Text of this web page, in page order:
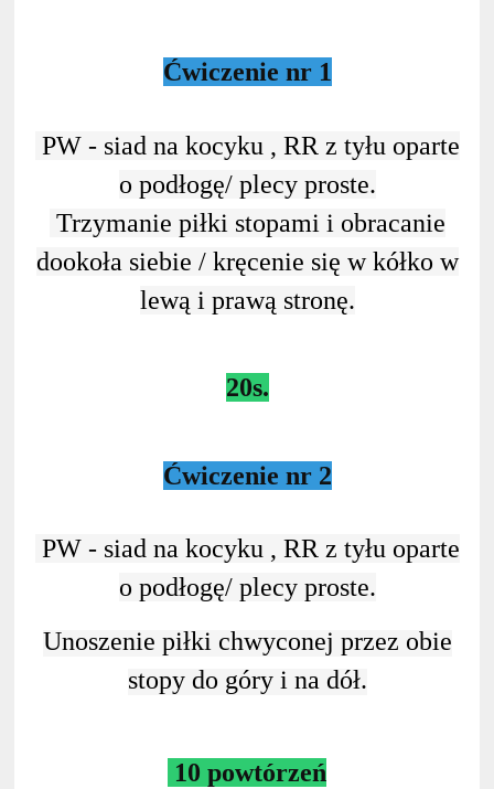
Ćwiczenie nr 1
PW - siad na kocyku , RR z tyłu oparte
o podłogę/ plecy proste.
Trzymanie piłki stopami i obracanie
dookoła siebie / kręcenie się w kółko w
lewą i prawą stronę.
20s.
Ćwiczenie nr 2
PW - siad na kocyku , RR z tyłu oparte
o podłogę/ plecy proste.
Unoszenie piłki chwyconej przez obie
stopy do góry i na dół.
10 powtórzeń